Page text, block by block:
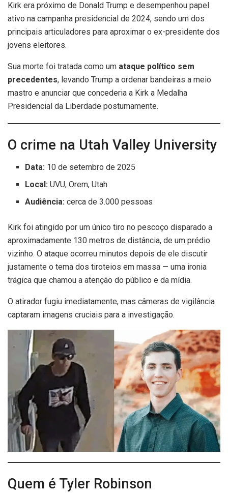
Kirk era próximo de Donald Trump e desempenhou papel
ativo na campanha presidencial de 2024, sendo um dos
principais articuladores para aproximar o ex-presidente dos
jovens eleitores.
Sua morte foi tratada como um ataque político sem
precedentes, levando Trump a ordenar bandeiras a meio
mastro e anunciar que concederia a Kirk a Medalha
Presidencial da Liberdade postumamente.
O crime na Utah Valley University
Data: 10 de setembro de 2025
Local: UVU, Orem, Utah
Audiência: cerca de 3.000 pessoas
Kirk foi atingido por um único tiro no pescoço disparado a
aproximadamente 130 metros de distância, de um prédio
vizinho. O ataque ocorreu minutos depois de ele discutir
justamente o tema dos tiroteios em massa — uma ironia
trágica que chamou a atenção do público e da mídia.
O atirador fugiu imediatamente, mas câmeras de vigilância
captaram imagens cruciais para a investigação.
Quem é Tyler Robinson